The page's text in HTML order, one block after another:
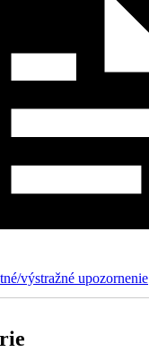
výstražné upozornenie